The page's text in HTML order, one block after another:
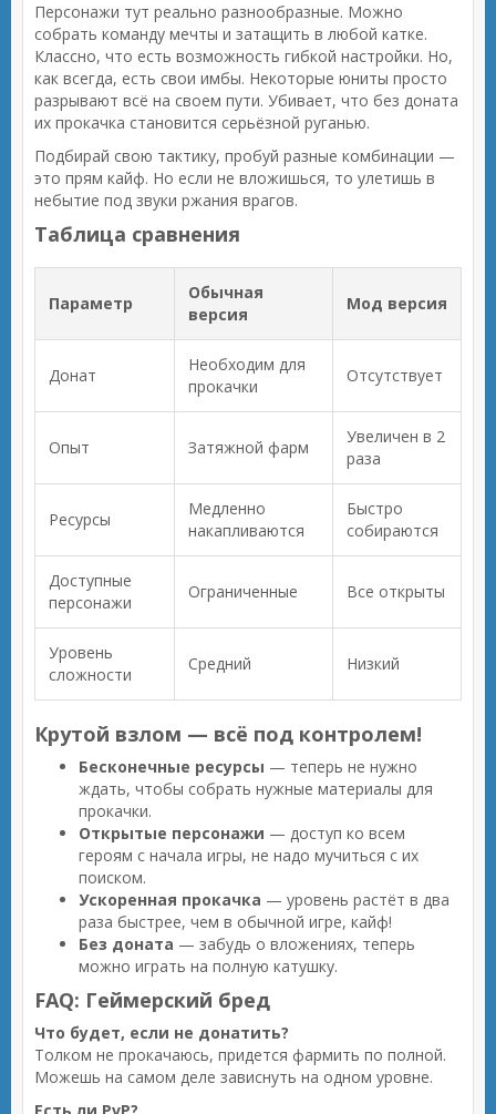
Персонажи тут реально разнообразные. Можно
собрать команду мечты и затащить в любой катке.
Классно, что есть возможность гибкой настройки. Но,
как всегда, есть свои имбы. Некоторые юниты просто
разрывают всё на своем пути. Убивает, что без доната
их прокачка становится серьёзной руганью.
Подбирай свою тактику, пробуй разные комбинации —
это прям кайф. Но если не вложишься, то улетишь в
небытие под звуки ржания врагов.
Таблица сравнения
Параметр
Обычная
версия
Мод версия
Донат
Необходим для
прокачки
Отсутствует
Опыт Затяжной фарм
Увеличен в 2
раза
Ресурсы
Медленно
накапливаются
Быстро
собираются
Доступные
персонажи
Ограниченные Все открыты
Уровень
сложности
Средний Низкий
Крутой взлом — всё под контролем!
Бесконечные ресурсы — теперь не нужно
ждать, чтобы собрать нужные материалы для
прокачки.
Открытые персонажи — доступ ко всем
героям с начала игры, не надо мучиться с их
поиском.
Ускоренная прокачка — уровень растёт в два
раза быстрее, чем в обычной игре, кайф!
Без доната — забудь о вложениях, теперь
можно играть на полную катушку.
FAQ: Геймерский бред
Что будет, если не донатить?
Толком не прокачаюсь, придется фармить по полной.
Можешь на самом деле зависнуть на одном уровне.